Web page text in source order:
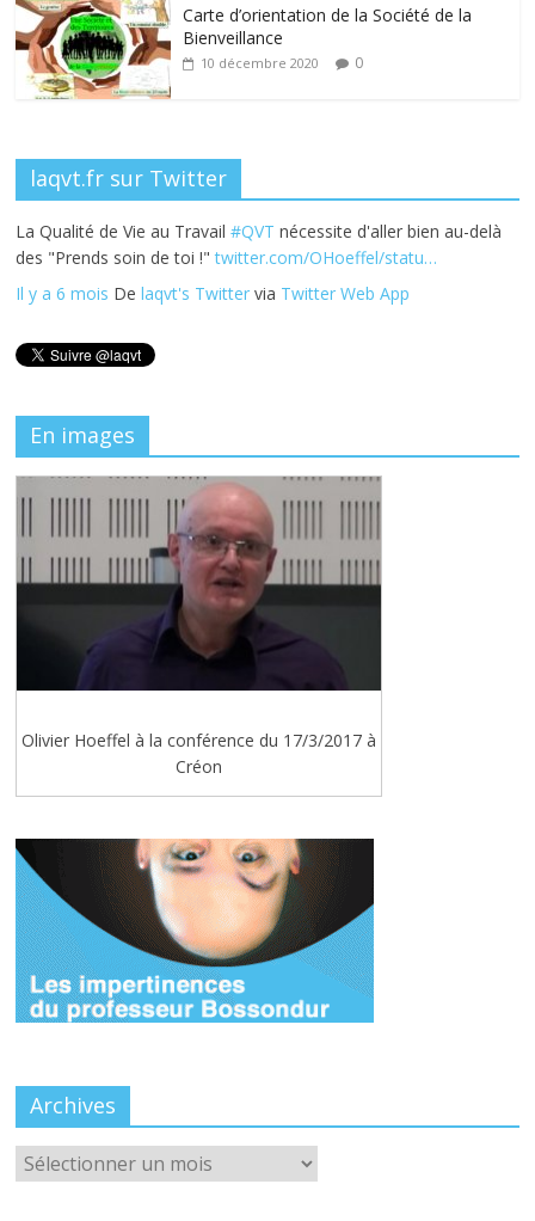
k
Carte d’orientation de la Société de la
Bienveillance
10 décembre 2020 0
laqvt.fr sur Twitter
La Qualité de Vie au Travail#QVT nécessite d'aller bien au-delà
des "Prends soin de toi !"twitter.com/OHoeffel/statu…
Il y a 6 mois Delaqvt's Twitter via Twitter Web App
En images
Olivier Hoeffel à la conférence du 17/3/2017 à
Créon
Archives
Archives